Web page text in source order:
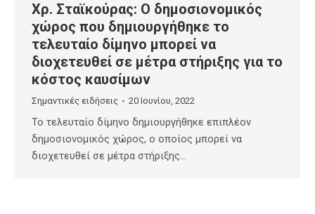
Χρ. Σταϊκούρας: Ο δημοσιονομικός
χώρος που δημιουργήθηκε το
τελευταίο δίμηνο μπορεί να
διοχετευθεί σε μέτρα στήριξης για το
κόστος καυσίμων
Σημαντικές ειδήσεις 20 Ιουνίου, 2022
Το τελευταίο δίμηνο δημιουργήθηκε επιπλέον
δημοσιονομικός χώρος, ο οποίος μπορεί να
διοχετευθεί σε μέτρα στήριξης…